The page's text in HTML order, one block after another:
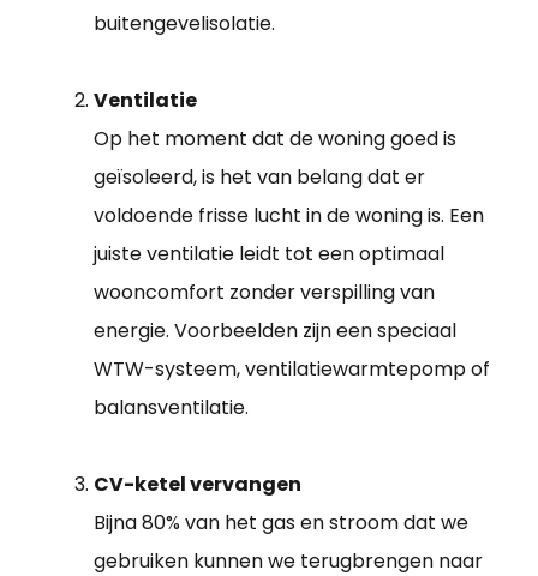
buitengevelisolatie.
Ventilatie
Op het moment dat de woning goed is
geïsoleerd, is het van belang dat er
voldoende frisse lucht in de woning is. Een
juiste ventilatie leidt tot een optimaal
wooncomfort zonder verspilling van
energie. Voorbeelden zijn een speciaal
WTW-systeem, ventilatiewarmtepomp of
balansventilatie.
CV-ketel vervangen
Bijna 80% van het gas en stroom dat we
gebruiken kunnen we terugbrengen naar